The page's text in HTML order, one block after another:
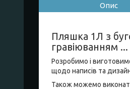
Опис
Пляшка 1Л з
гравіюванням
Розробимо і
щодо написів та
Також можемо